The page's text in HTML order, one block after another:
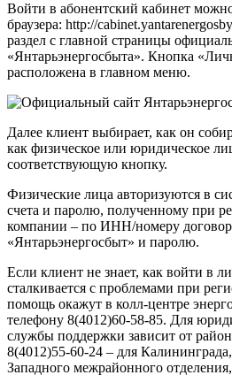
Войти в абонентский кабинет
браузера: http://
раздел с главной страницы
«Янтарьэнергосбыта». Кнопка
расположена в главном меню.
Далее клиент выбирает, как он
как физическое или юридическое
соответствующую кнопку.
Физические лица авторизуются в
счета и паролю, полученному при
компании – по ИНН/номеру
«Янтарьэнергосбыт» и паролю.
Если клиент не знает, как войти в
сталкивается с проблемами при
помощь окажут в колл-центре
телефону 8(4012)60-58-85. Для
службы поддержки зависит от
8(4012)55-60-24 – для
Западного межрайонного